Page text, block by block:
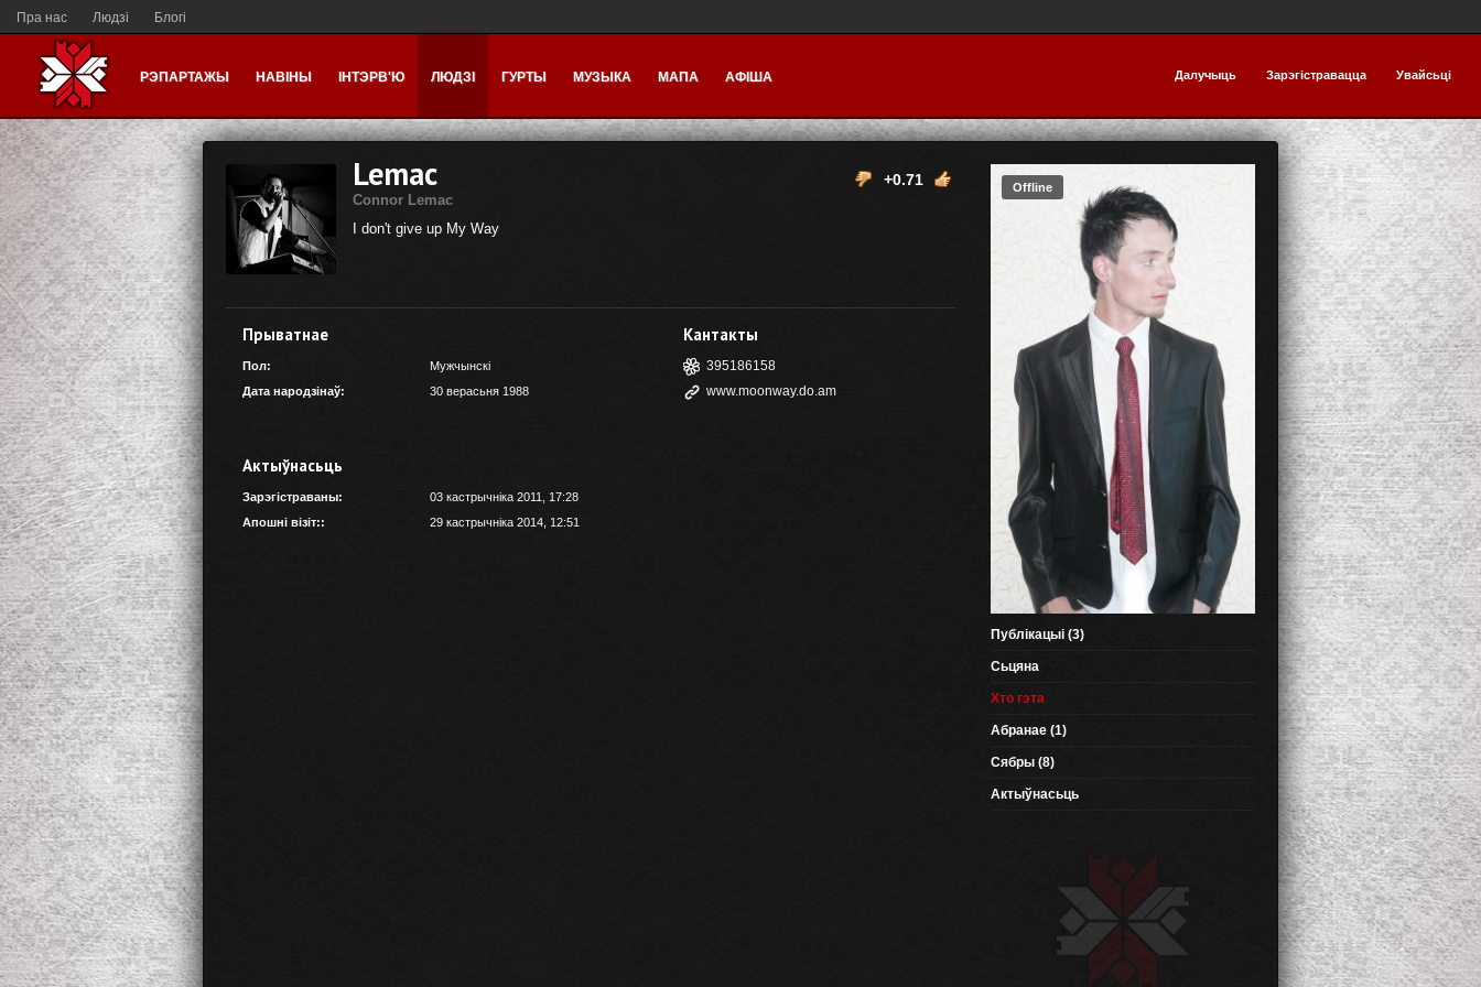
Пра нас Людзі Блогі
Далучыць Зарэгістравацца Увайсьці
РЭПАРТАЖЫ НАВІНЫ ІНТЭРВ'Ю ЛЮДЗІ ГУРТЫ МУЗЫКА МАПА АФІША
Offline
Публікацыі (3)
Сьцяна
Хто гэта
Абранае (1)
Сябры (8)
Актыўнасьць
Lemac
Connor Lemac
I don't give up My Way
+0.71
Прыватнае
Пол:
Мужчынскі
Дата народзінаў:
30 верасьня 1988
Актыўнасьць
Зарэгістраваны:
03 кастрычніка 2011, 17:28
Апошні візіт::
29 кастрычніка 2014, 12:51
Кантакты
395186158
www.moonway.do.am